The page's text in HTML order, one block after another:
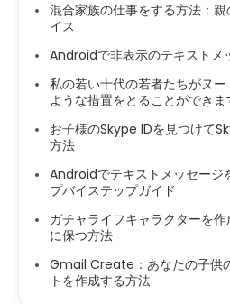
混合家族の仕事をする方法：
イス
Androidで非表示のテキストメ
私の若い十代の若者たちがヌ
ような措置をとることができま
お子様のSkype IDを見つけて
方法
Androidでテキストメッセージ
プバイステップガイド
ガチャライフキャラクターを
に保つ方法
Gmail Create：あなたの子供
トを作成する方法